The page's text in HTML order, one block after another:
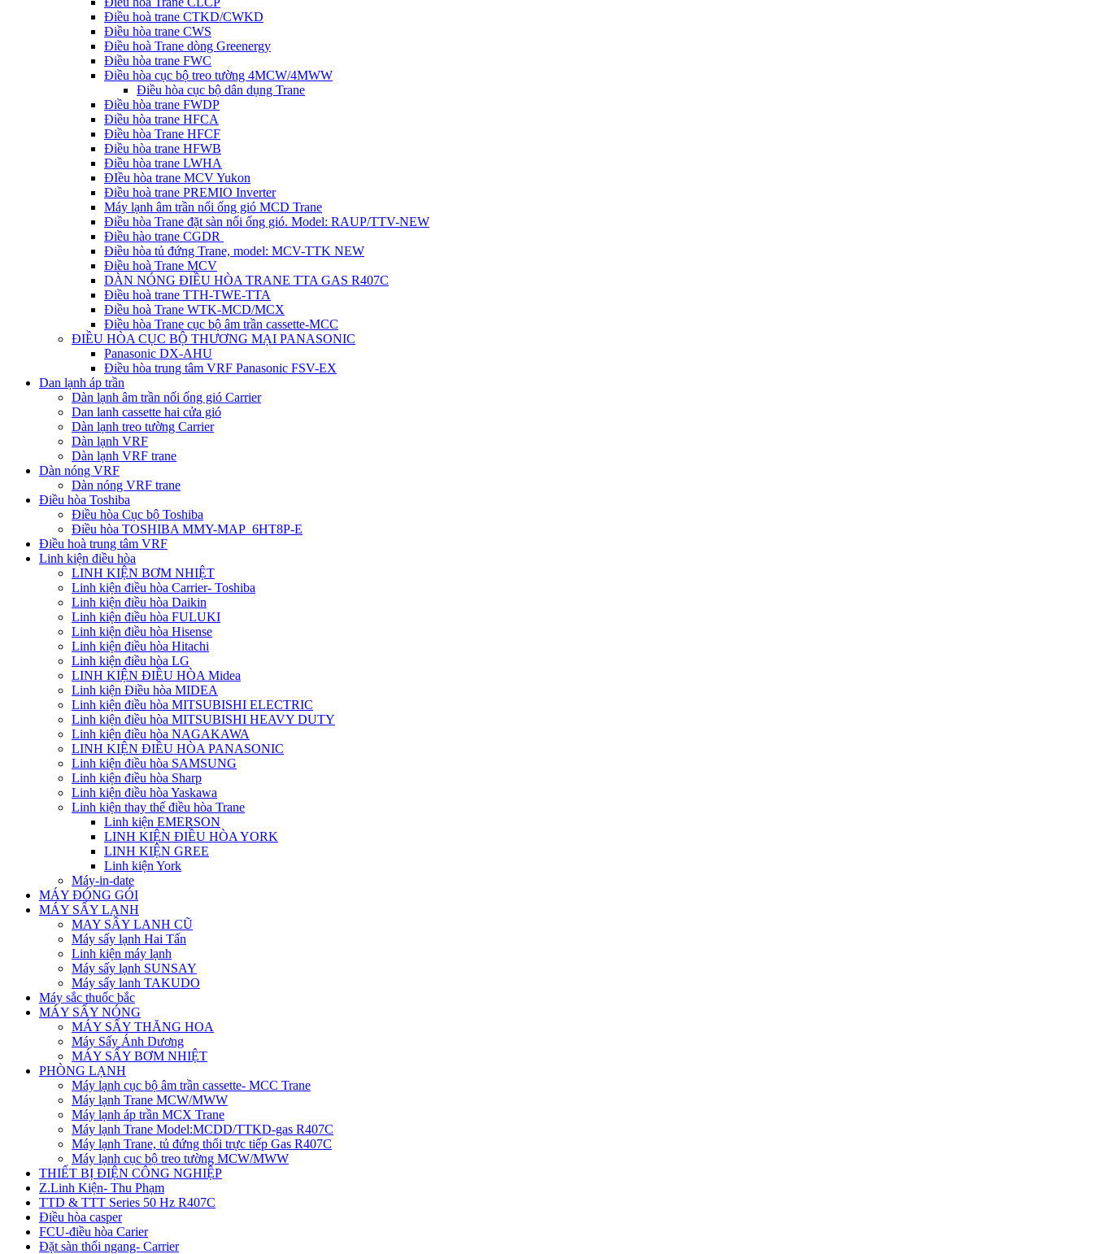
Điều hoà trane CTKD/CWKD
Điều hòa trane CWS
Điều hoà Trane dòng Greenergy
Điều hòa trane FWC
Điều hòa cục bộ treo tường 4MCW/4MWW
Điều hòa cục bộ dân dụng Trane
Điều hòa trane FWDP
Điều hòa trane HFCA
Điều hòa Trane HFCF
Điều hòa trane HFWB
Điều hòa trane LWHA
ĐIều hòa trane MCV Yukon
Điều hoà trane PREMIO Inverter
Máy lạnh âm trần nối ống gió MCD Trane
Điều hòa Trane đặt sàn nối ống gió. Model: RAUP/TTV-NEW
Điều hào trane CGDR
Điều hòa tủ đứng Trane, model: MCV-TTK NEW
Điều hoà Trane MCV
DÀN NÓNG ĐIỀU HÒA TRANE TTA GAS R407C
Điều hoà trane TTH-TWE-TTA
Điều hoà Trane WTK-MCD/MCX
Điều hòa Trane cục bộ âm trần cassette-MCC
ĐIỀU HÒA CỤC BỘ THƯƠNG MẠI PANASONIC
Panasonic DX-AHU
Điều hòa trung tâm VRF Panasonic FSV-EX
Dan lạnh áp trần
Dàn lạnh âm trần nối ống gió Carrier
Dan lanh cassette hai cửa gió
Dàn lạnh treo tường Carrier
Dàn lạnh VRF
Dàn lạnh VRF trane
Dàn nóng VRF
Dàn nóng VRF trane
Điều hòa Toshiba
Điều hòa Cục bộ Toshiba
Điều hòa TOSHIBA MMY-MAP_6HT8P-E
Điều hoà trung tâm VRF
Linh kiện điều hòa
LINH KIỆN BƠM NHIỆT
Linh kiện điều hòa Carrier- Toshiba
Linh kiện điều hòa Daikin
Linh kiện điều hòa FULUKI
Linh kiện điều hòa Hisense
Linh kiện điều hòa Hitachi
Linh kiện điều hòa LG
LINH KIỆN ĐIỀU HÒA Midea
Linh kiện Điều hòa MIDEA
Linh kiện điều hòa MITSUBISHI ELECTRIC
Linh kiện điều hòa MITSUBISHI HEAVY DUTY
Linh kiện điều hòa NAGAKAWA
LINH KIỆN ĐIỀU HÒA PANASONIC
Linh kiện điều hòa SAMSUNG
Linh kiện điều hòa Sharp
Linh kiện điều hòa Yaskawa
Linh kiện thay thế điều hòa Trane
Linh kiện EMERSON
LINH KIỆN ĐIỀU HÒA YORK
LINH KIỆN GREE
Linh kiện York
Máy-in-date
MÁY ĐÓNG GÓI
MÁY SẤY LẠNH
MAY SÂY LANH CŨ
Máy sấy lạnh Hai Tấn
Linh kiện máy lạnh
Máy sấy lạnh SUNSAY
Máy sấy lanh TAKUDO
Máy sắc thuốc bắc
MÁY SẤY NÓNG
MÁY SẤY THĂNG HOA
Máy Sấy Ánh Dương
MÁY SẤY BƠM NHIỆT
PHÒNG LẠNH
Máy lạnh cục bộ âm trần cassette- MCC Trane
Máy lạnh Trane MCW/MWW
Máy lạnh áp trần MCX Trane
Máy lạnh Trane Model:MCDD/TTKD-gas R407C
Máy lạnh Trane, tủ đứng thổi trực tiếp Gas R407C
Máy lạnh cục bộ treo tường MCW/MWW
THIẾT BỊ ĐIỆN CÔNG NGHIỆP
Z.Linh Kiện- Thu Phạm
TTD & TTT Series 50 Hz R407C
Điều hòa casper
FCU-điều hòa Carier
Đặt sàn thổi ngang- Carrier